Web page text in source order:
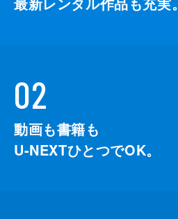
02
動画も書籍も
U-NEXTひとつでOK。